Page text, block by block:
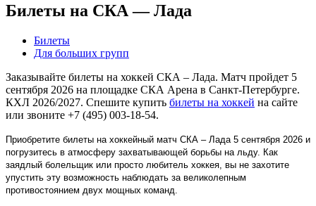
Билеты на СКА — Лада
Билеты
Для больших групп
Заказывайте билеты на хоккей СКА – Лада. Матч пройдет 5
сентября 2026 на площадке СКА Арена в Санкт-Петербурге.
КХЛ 2026/2027. Спешите купить билеты на хоккей на сайте
или звоните +7 (495) 003-18-54.
Приобретите билеты на хоккейный матч СКА – Лада 5 сентября 2026 и
погрузитесь в атмосферу захватывающей борьбы на льду. Как
заядлый болельщик или просто любитель хоккея, вы не захотите
упустить эту возможность наблюдать за великолепным
противостоянием двух мощных команд.